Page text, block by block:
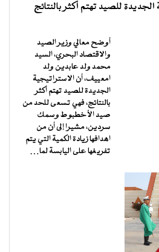
للصيد تهتم أكثر بالنتائج
أوضح معالي وزير الصيد
والاقتصاد البحري، السيد
محمد ولد عابدين ولد
امعييف، أن الاستراتيجية
الجديدة للصيد تهتم أكثر
بالنتائج، فهي تسعى للحد من
صيد الأخطبوط وسمك
سردين، مشيرا إلى أن من
اهدافها زيادة الكمية التي يتم
تفريغها على اليابسة لما…